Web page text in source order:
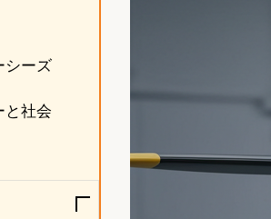
シーズ
と社会